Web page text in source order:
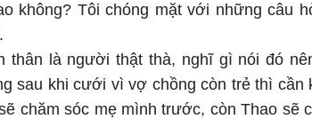
không? Tôi chóng mặt với những câu
thân là người thật thà, nghĩ gì nói đó
sau khi cưới vì vợ chồng còn trẻ thì cần
chăm sóc mẹ mình trước, còn Thao sẽ